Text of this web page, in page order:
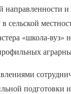
направленности
сельской
«школа-вуз»
подготовки